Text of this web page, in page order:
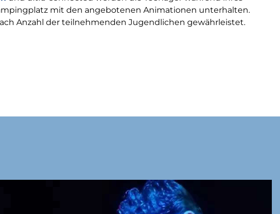
mit den angebotenen Animationen unterhalten.
Anzahl der teilnehmenden Jugendlichen gewährleistet.